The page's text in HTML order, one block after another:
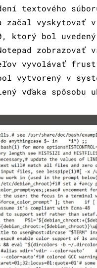
textového
začal vyskytovať
ktorý bol
zobrazovať
vyvolávať
v
vďaka spôsobu